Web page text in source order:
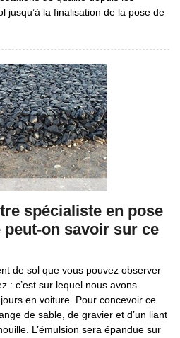
jusqu’à la finalisation de la pose de
spécialiste en pose
peut-on savoir sur ce
de sol que vous pouvez observer
: c’est sur lequel nous avons
en voiture. Pour concevoir ce
de sable, de gravier et d’un liant
L’émulsion sera épandue sur